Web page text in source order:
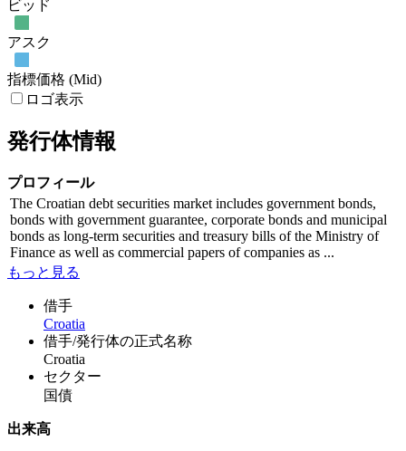
ビッド
アスク
指標価格 (Mid)
ロゴ表示
発行体情報
プロフィール
The Croatian debt securities market includes government bonds,
bonds with government guarantee, corporate bonds and municipal
bonds as long-term securities and treasury bills of the Ministry of
Finance as well as commercial papers of companies as ...
もっと見る
借手
Croatia
借手/発行体の正式名称
Croatia
セクター
国債
出来高